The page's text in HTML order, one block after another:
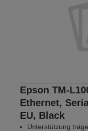
Epson TM-
Ethernet,
EU, Black
Unterstützung